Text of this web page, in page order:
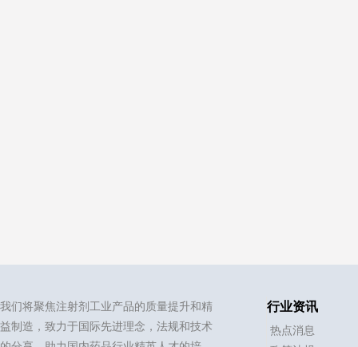
我们将聚焦注射剂工业产品的质量提升和精
益制造，致力于国际先进理念，法规和技术
行业资讯
热点消息